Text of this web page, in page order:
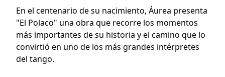
En el centenario de su nacimiento, Áurea presenta
"El Polaco" una obra que recorre los momentos
más importantes de su historia y el camino que lo
convirtió en uno de los más grandes intérpretes
del tango.